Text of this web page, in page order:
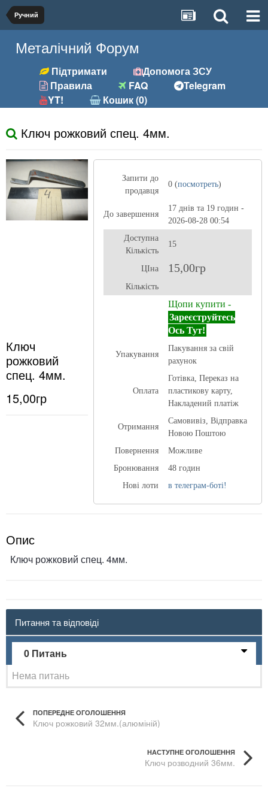
Ручний
Металічний Форум
Підтримати
Допомога ЗСУ
Правила
FAQ
Telegram
YT!
Кошик (0)
Ключ рожковий спец. 4мм.
Ключ
рожковий
спец. 4мм.
15,00гр
Запити до
продавця
0 (посмотреть)
До завершення
17 днів та 19 годин -
2026-08-28 00:54
Доступна
Кількість
15
ЦІна 15,00гр
Кількість
Щопи купити -
Зареєструйтесь
Ось Тут!
Упакування
Пакування за свій
рахунок
Оплата
Готівка, Переказ на
пластикову карту,
Накладений платіж
Отримання
Самовивіз, Відправка
Новою Поштою
Повернення
Можливе
Бронювання
48 годин
Нові лоти
в телеграм-боті!
Опис
Ключ рожковий спец. 4мм.
Питання та відповіді
0 Питань
Нема питань
ПОПЕРЕДНЕ ОГОЛОШЕННЯ
Ключ рожковий 32мм.(алюміній)
НАСТУПНЕ ОГОЛОШЕННЯ
Ключ розводний 36мм.